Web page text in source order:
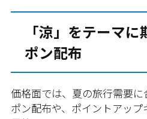
「涼」をテーマ
ポン配布
価格面では、夏の旅行需要
ポン配布や、ポイントアッ